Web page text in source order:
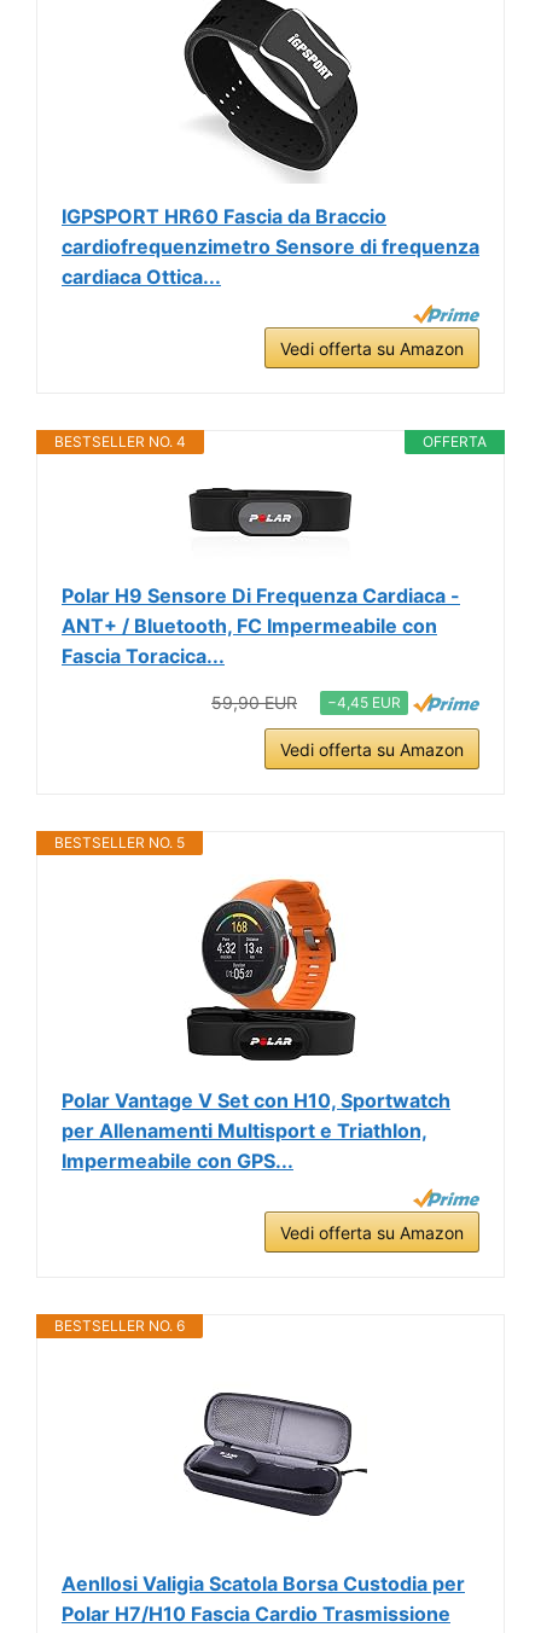
IGPSPORT HR60 Fascia da Braccio
cardiofrequenzimetro Sensore di frequenza
cardiaca Ottica...
Vedi offerta su Amazon
OFFERTA
BESTSELLER NO. 4
Polar H9 Sensore Di Frequenza Cardiaca -
ANT+ / Bluetooth, FC Impermeabile con
Fascia Toracica...
59,90 EUR −4,45 EUR
Vedi offerta su Amazon
BESTSELLER NO. 5
Polar Vantage V Set con H10, Sportwatch
per Allenamenti Multisport e Triathlon,
Impermeabile con GPS...
Vedi offerta su Amazon
BESTSELLER NO. 6
Aenllosi Valigia Scatola Borsa Custodia per
Polar H7/H10 Fascia Cardio Trasmissione